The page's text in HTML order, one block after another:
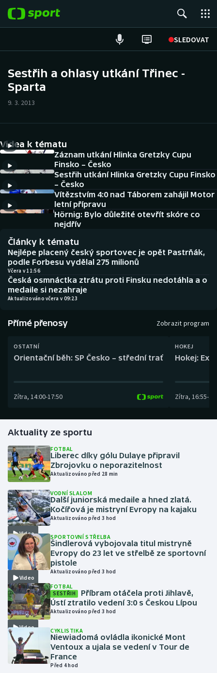
SLEDOVAT
Hokej
Cyklistika
DALŠÍ SPORTY
Americký fotbal
Baseball a softbal
Basketbal
Biatlon
Boby a skeleton
Box
Curling
Golf
Gymnastika
Házená
Jezdectví
Judo
Krasobruslení
Lezení
Lyže a snowboard
Moderní pětiboj
Motorsport
Olympijské hry
NEPŘEHLÉDNĚTE
Historické návraty
Aplikace ČT sport
AZ kvíz
Sestřih a ohlasy utkání Třinec -
Sparta
9. 3. 2013
Videa k tématu
Záznam utkání Hlinka Gretzky Cupu
Finsko – Česko
Sestřih utkání Hlinka Gretzky Cupu Finsko
– Česko
Vítězstvím 4:0 nad Táborem zahájil Motor
letní přípravu
Hörnig: Bylo důležité otevřít skóre co
nejdřív
Články k tématu
Nejlépe placený český sportovec je opět Pastrňák,
podle Forbesu vydělal 275 milionů
Včera v 11:56
Česká osmnáctka ztrátu proti Finsku nedotáhla a o
medaile si nezahraje
Aktualizováno včera v 09:23
Přímé přenosy Zobrazit program
OSTATNÍ
Orientační běh: SP Česko – střední trať
Zítra, 14:00-17:50
HOKEJ
Hokej:
Zítra, 16:55-
Aktuality ze sportu
FOTBAL
Liberec díky gólu Dulaye připravil
Zbrojovku o neporazitelnost
Aktualizováno před 28 min
Video
VODNÍ SLALOM
Další juniorská medaile a hned zlatá.
Kočířová je mistryní Evropy na kajaku
Aktualizováno před 3 hod
Video
SPORTOVNÍ STŘELBA
Šindlerová vybojovala titul mistryně
Evropy do 23 let ve střelbě ze sportovní
pistole
Aktualizováno před 3 hod
Video
FOTBAL
SESTŘIH
Příbram otáčela proti Jihlavě,
Ústí ztratilo vedení 3:0 s Českou Lípou
Aktualizováno před 3 hod
CYKLISTIKA
Niewiadomá ovládla ikonické Mont
Ventoux a ujala se vedení v Tour de
France
Před 4 hod